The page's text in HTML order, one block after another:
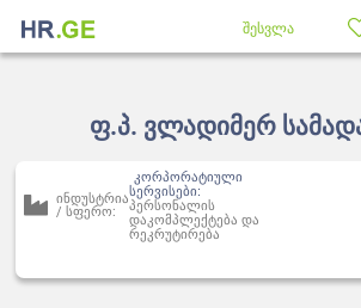
შესვლა
ფ.პ. ვლადიმერ
ინდუსტრია
/ სფერო:
კორპორატიული
სერვისები:
პერსონალის
დაკომპლექტება და
რეკრუტირება